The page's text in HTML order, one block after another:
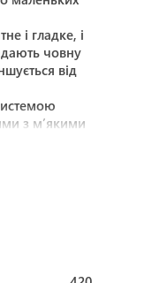
і гладке, і
човну
від
з м’якими